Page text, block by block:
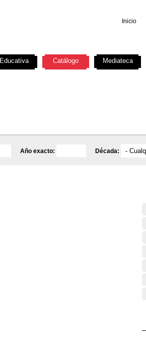
Inicio
Año exacto: Década:
Educativa Catálogo Mediateca